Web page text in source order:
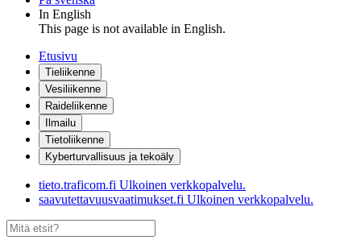
In English
This page is not available in English.
Etusivu
Tieliikenne
Vesiliikenne
Raideliikenne
Ilmailu
Tietoliikenne
Kyberturvallisuus ja tekoäly
tieto.traficom.fi Ulkoinen verkkopalvelu.
saavutettavuusvaatimukset.fi Ulkoinen verkkopalvelu.